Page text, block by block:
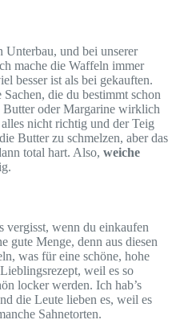
Unterbau, und bei unserer
mache die Waffeln immer
besser ist als bei gekauften.
die du bestimmt schon
Butter oder Margarine wirklich
nicht richtig und der Teig
Butter zu schmelzen, aber das
total hart. Also, weiche
wenn du einkaufen
gute Menge, denn aus diesen
was für eine schöne, hohe
Lieblingsrezept, weil es so
locker werden. Ich hab’s
die Leute lieben es, weil es
Sahnetorten.